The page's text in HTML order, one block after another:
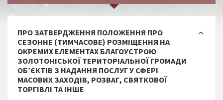
ПРО ЗАТВЕРДЖЕННЯ ПОЛОЖЕННЯ ПРО
СЕЗОННЕ (ТИМЧАСОВЕ) РОЗМІЩЕННЯ НА
ОКРЕМИХ ЕЛЕМЕНТАХ БЛАГОУСТРОЮ
ЗОЛОТОНІСЬКОЇ ТЕРИТОРІАЛЬНОЇ ГРОМАДИ
ОБ’ЄКТІВ З НАДАННЯ ПОСЛУГ У СФЕРІ
МАСОВИХ ЗАХОДІВ, РОЗВАГ, СВЯТКОВОЇ
ТОРГІВЛІ ТА ІНШЕ